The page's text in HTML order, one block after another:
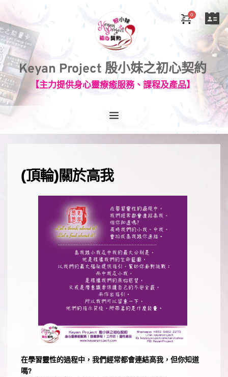
Keyan Project 殷小妹之初心契約
【主力提供身心靈療癒服務、課程及產品】
(頂輪)關於高我
在學習靈性的過程中，我們經常都會連結高我，但你知道
嗎?